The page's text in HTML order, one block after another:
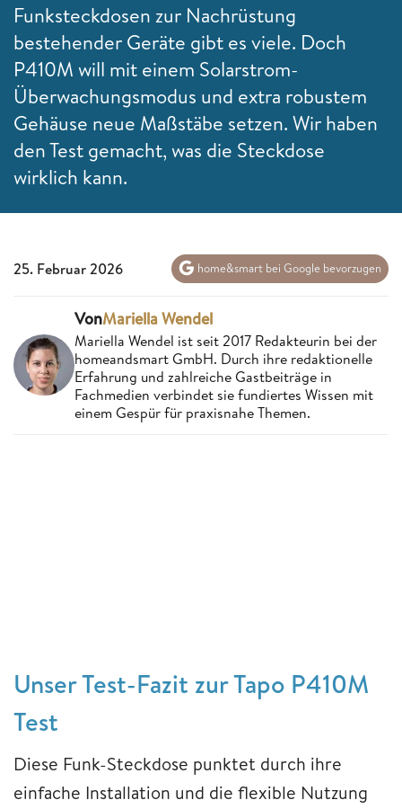
Funksteckdosen zur Nachrüstung
bestehender Geräte gibt es viele. Doch
P410M will mit einem Solarstrom-
Überwachungsmodus und extra robustem
Gehäuse neue Maßstäbe setzen. Wir haben
den Test gemacht, was die Steckdose
wirklich kann.
25. Februar 2026 home&smart bei Google bevorzugen
VonMariella Wendel
Mariella Wendel ist seit 2017 Redakteurin bei der
homeandsmart GmbH. Durch ihre redaktionelle
Erfahrung und zahlreiche Gastbeiträge in
Fachmedien verbindet sie fundiertes Wissen mit
einem Gespür für praxisnahe Themen.
Unser Test-Fazit zur Tapo P410M
Test
Diese Funk-Steckdose punktet durch ihre
einfache Installation und die flexible Nutzung